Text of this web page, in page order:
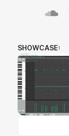
SHOWCASE1